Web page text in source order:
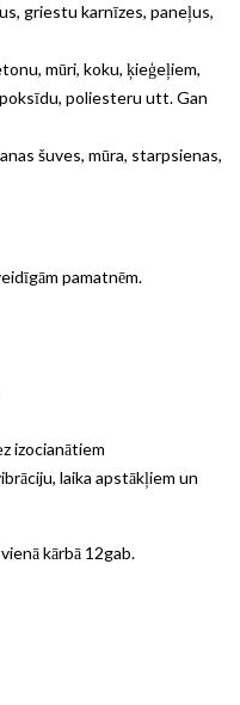
griestu karnīzes, paneļus,
mūri, koku, ķieģeļiem,
poliesteru utt. Gan
šuves, mūra, starpsienas,
pamatnēm.
izocianātiem
laika apstākļiem un
kārbā 12gab.